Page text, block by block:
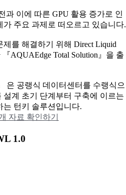
과 이에 따른 GPU 활용 증가로 인
주요 과제로 떠오르고 있습니다.
를 해결하기 위해 Direct Liquid
AQUAEdge Total Solution』을 출
은 공랭식 데이터센터를 수랭식으
설계 초기 단계부터 구축에 이르는
는 턴키 솔루션입니다.
자료 확인하기
1.0